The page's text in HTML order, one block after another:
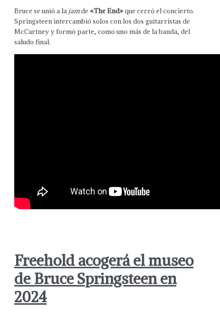
Bruce se unió a la jamde«The End»que cerró el concierto.
Springsteen intercambió solos con los dos guitarristas de
McCartney y formó parte, como uno más de la banda, del
saludo final.
Freehold acogerá el museo
de Bruce Springsteen en
2024